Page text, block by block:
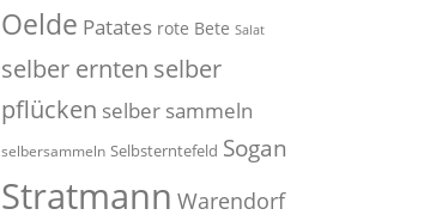
Oelde Patates rote Bete Salat
selber ernten selber
pflücken selber sammeln
selbersammeln Selbsterntefeld Sogan
Stratmann Warendorf